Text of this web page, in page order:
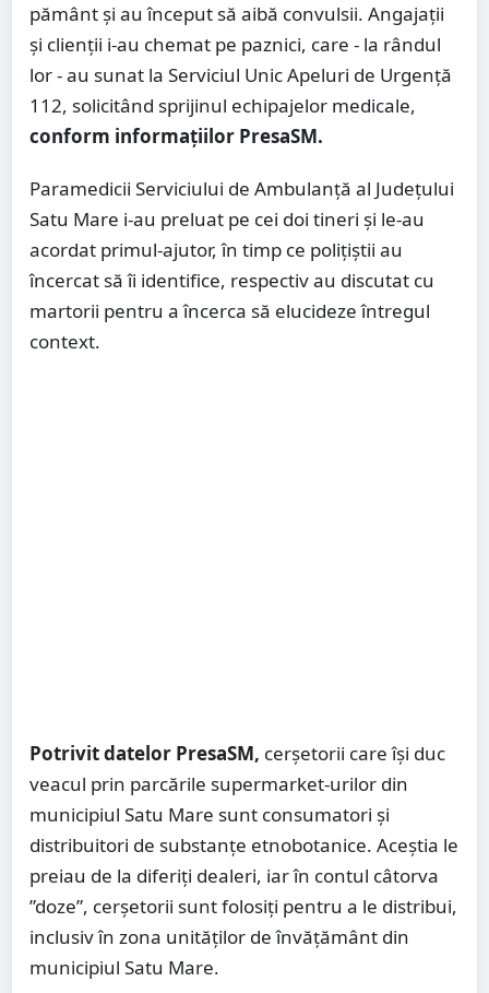
pământ și au început să aibă convulsii. Angajații
și clienții i-au chemat pe paznici, care - la rândul
lor - au sunat la Serviciul Unic Apeluri de Urgență
112, solicitând sprijinul echipajelor medicale,
conform informațiilor PresaSM.
Paramedicii Serviciului de Ambulanță al Județului
Satu Mare i-au preluat pe cei doi tineri și le-au
acordat primul-ajutor, în timp ce polițiștii au
încercat să îi identifice, respectiv au discutat cu
martorii pentru a încerca să elucideze întregul
context.
Potrivit datelor PresaSM, cerșetorii care își duc
veacul prin parcările supermarket-urilor din
municipiul Satu Mare sunt consumatori și
distribuitori de substanțe etnobotanice. Aceștia le
preiau de la diferiți dealeri, iar în contul câtorva
”doze”, cerșetorii sunt folosiți pentru a le distribui,
inclusiv în zona unităților de învățământ din
municipiul Satu Mare.